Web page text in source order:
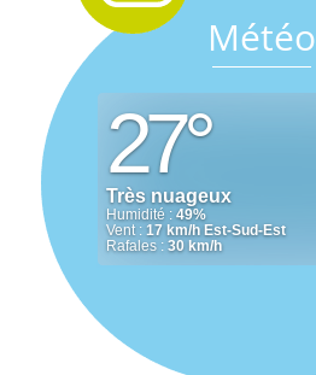
Météo